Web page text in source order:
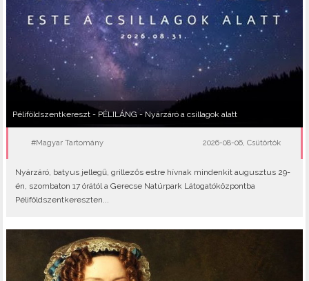
Péliföldszentkereszt - PÉLILÁNG - Nyárzáró a csillagok alatt
#Magyar Tartomány 2026-08-06, Csütörtök
Nyárzáró, batyus jellegű, grillezős estre hívnak mindenkit augusztus 29-
én, szombaton 17 órától a Gerecse Natúrpark Látogatóközpontba
Péliföldszentkereszten...